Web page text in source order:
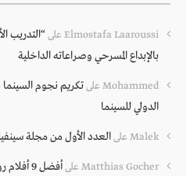
Elmostafa Laaroussi على“التدريب
بالإبداع المسرحي وصراعاته الداخلية
Mohammed علىتكريم نجوم السينما
الدولي للسينما
Malek علىالعدد الأول من مجلة
Matthias Gocher على
أفضل 9